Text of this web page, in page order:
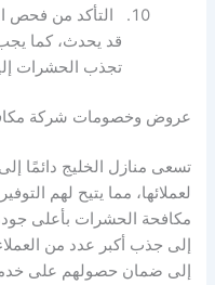
التأكد من فحص
قد يحدث، كما
تجذب الحشرات
عروض وخصومات شركة
تسعى منازل الخليج دائمًا
لعملائها، مما يتيح لهم
مكافحة الحشرات بأعلى
إلى جذب أكبر عدد من
إلى ضمان حصولهم على